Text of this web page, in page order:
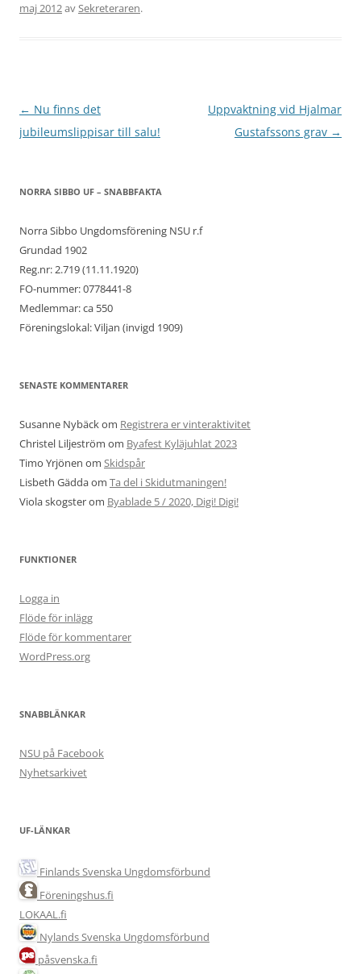
maj 2012avSekreteraren.
Inläggsnavigering
← Nu finns det
jubileumslippisar till salu!
Uppvaktning vid Hjalmar
Gustafssons grav →
NORRA SIBBO UF – SNABBFAKTA
Norra Sibbo Ungdomsförening NSU r.f
Grundad 1902
Reg.nr: 2.719 (11.11.1920)
FO-nummer: 0778441-8
Medlemmar: ca 550
Föreningslokal: Viljan (invigd 1909)
SENASTE KOMMENTARER
Susanne Nybäckom Registrera er vinteraktivitet
Christel Liljeström om Byafest Kyläjuhlat 2023
Timo Yrjönen om Skidspår
Lisbeth Gäddaom Ta del i Skidutmaningen!
Viola skogsterom Byablade 5 / 2020, Digi! Digi!
FUNKTIONER
Logga in
Flöde för inlägg
Flöde för kommentarer
WordPress.org
SNABBLÄNKAR
NSU på Facebook
Nyhetsarkivet
UF-LÄNKAR
Finlands Svenska Ungdomsförbund
Föreningshus.fi
LOKAAL.fi
Nylands Svenska Ungdomsförbund
påsvenska.fi